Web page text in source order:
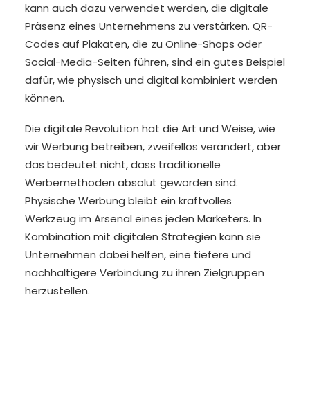
kann auch dazu verwendet werden, die digitale
Präsenz eines Unternehmens zu verstärken. QR-
Codes auf Plakaten, die zu Online-Shops oder
Social-Media-Seiten führen, sind ein gutes Beispiel
dafür, wie physisch und digital kombiniert werden
können.
Die digitale Revolution hat die Art und Weise, wie
wir Werbung betreiben, zweifellos verändert, aber
das bedeutet nicht, dass traditionelle
Werbemethoden absolut geworden sind.
Physische Werbung bleibt ein kraftvolles
Werkzeug im Arsenal eines jeden Marketers. In
Kombination mit digitalen Strategien kann sie
Unternehmen dabei helfen, eine tiefere und
nachhaltigere Verbindung zu ihren Zielgruppen
herzustellen.